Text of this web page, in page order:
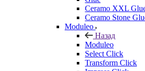
Ceramo XXL
Ceramo Stone
Moduleo
Назад
Moduleo
Select Click
Transform Click